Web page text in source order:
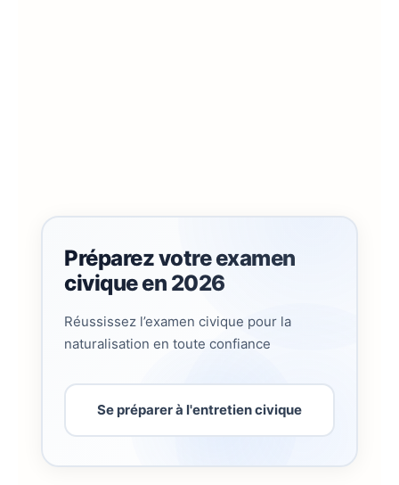
Préparez votre examen
civique en 2026
Réussissez l’examen civique pour la
naturalisation en toute confiance
Se préparer à l'entretien civique